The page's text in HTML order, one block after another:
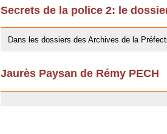
Secrets de la police 2: le
Dans les dossiers des Archives de la
Jaurès Paysan de Rémy PECH